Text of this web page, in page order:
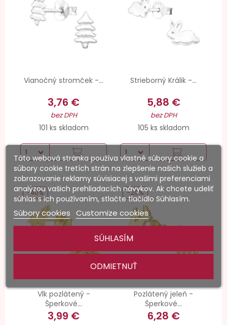
Vianočný stromček -...
3,76 €
bez DPH
101 ks skladom
Strieborný Králik -...
5,88 €
bez DPH
105 ks skladom
Vlk pozlátený -
Šperkové...
3,99 €
-40%
Pozlátený jeleň -
Šperkové...
6,28 €
-20%
Táto webová stránka používa vlastné súbory cookie a
súbory cookie tretích strán na zlepšenie našich služieb a
zobrazovanie reklamy súvisiacej s vašimi preferenciami
analýzou vašich prehliadacích návykov. Ak chcete udeliť
súhlas s ich používaním, stlačte tlačidlo Súhlasím.
Súbory cookies Customize cookies
ODMIETNUŤ
SÚHLASÍM